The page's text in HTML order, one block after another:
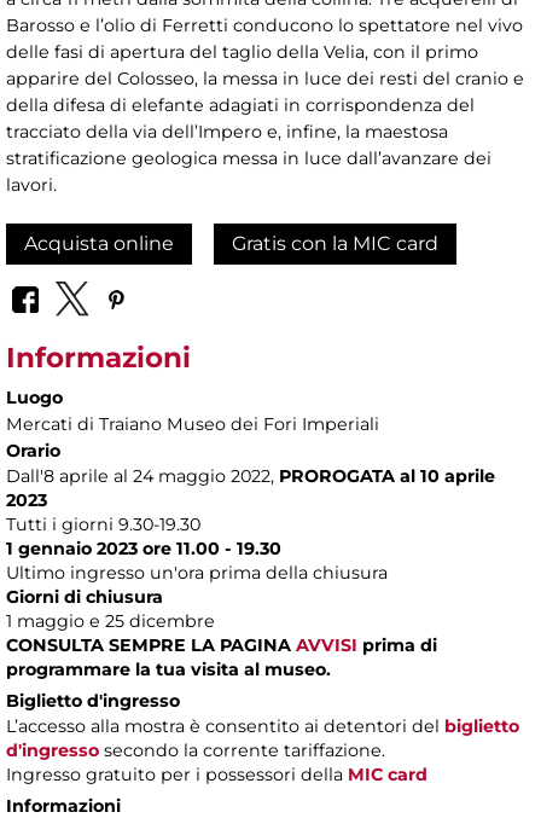
Barosso e l’olio di Ferretti conducono lo spettatore nel vivo
delle fasi di apertura del taglio della Velia, con il primo
apparire del Colosseo, la messa in luce dei resti del cranio e
della difesa di elefante adagiati in corrispondenza del
tracciato della via dell’Impero e, infine, la maestosa
stratificazione geologica messa in luce dall’avanzare dei
lavori.
Acquista online Gratis con la MIC card
Informazioni
Luogo
Mercati di Traiano Museo dei Fori Imperiali
Orario
Dall'8 aprile al 24 maggio 2022, PROROGATA al 10 aprile
2023
Tutti i giorni 9.30-19.30
1 gennaio 2023 ore 11.00 - 19.30
Ultimo ingresso un'ora prima della chiusura
Giorni di chiusura
1 maggio e 25 dicembre
CONSULTA SEMPRE LA PAGINA AVVISI prima di
programmare la tua visita al museo.
Biglietto d'ingresso
L’accesso alla mostra è consentito ai detentori del biglietto
d'ingresso secondo la corrente tariffazione.
Ingresso gratuito per i possessori della MIC card
Informazioni